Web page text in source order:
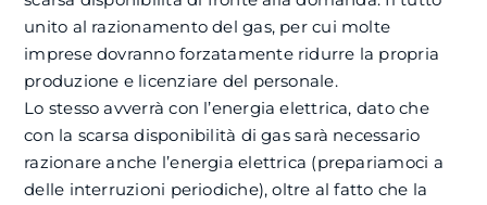
unito al razionamento del gas, per cui molte
imprese dovranno forzatamente ridurre la propria
produzione e licenziare del personale.
Lo stesso avverrà con l’energia elettrica, dato che
con la scarsa disponibilità di gas sarà necessario
razionare anche l’energia elettrica (prepariamoci a
delle interruzioni periodiche), oltre al fatto che la